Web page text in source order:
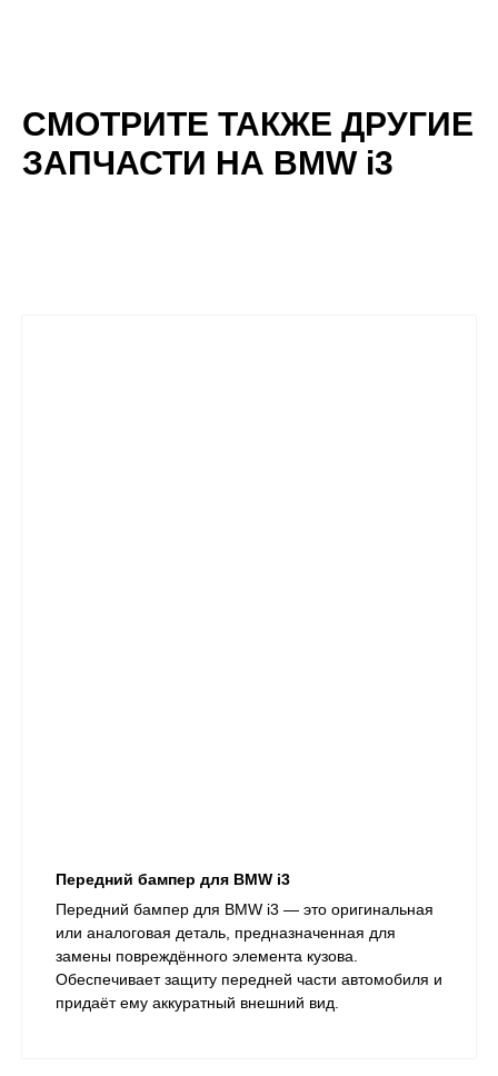
СМОТРИТЕ ТАКЖЕ ДРУГИЕ
ЗАПЧАСТИ НА BMW i3
Передний бампер для BMW i3
Передний бампер для BMW i3 — это оригинальная
или аналоговая деталь, предназначенная для
замены повреждённого элемента кузова.
Обеспечивает защиту передней части автомобиля и
придаёт ему аккуратный внешний вид.